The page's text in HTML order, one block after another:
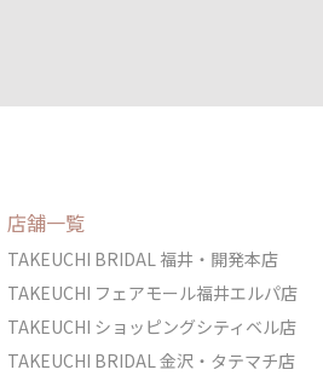
店舗一覧
TAKEUCHI BRIDAL 福井・開発本店
TAKEUCHI フェアモール福井エルパ店
TAKEUCHI ショッピングシティベル店
TAKEUCHI BRIDAL 金沢・タテマチ店